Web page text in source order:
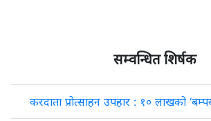
सम्वन्धित शिर्षक
करदाता प्रोत्साहन उपहार : १० लाखको